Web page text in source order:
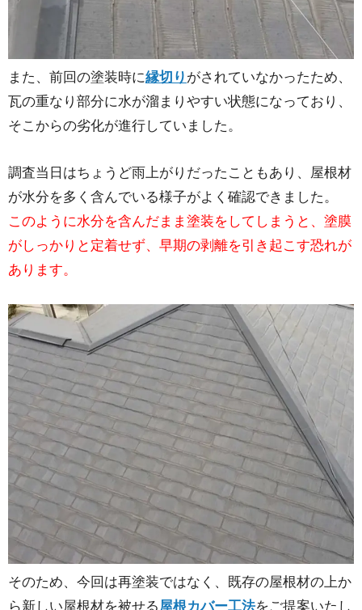
また、前回の塗装時に縁切り がされていなかったため、
瓦の重なり部分に水が溜まりやすい状態になっており、
そこからの劣化が進行していました。
調査当日はちょうど雨上がりだったこともあり、屋根材
が水分を多く含んでいる様子がよく確認できました。
このように水分を含んだまま塗装をしてしまうと、塗膜
がしっかりと定着せず、早期の剥離を引き起こす恐れが
あります。
そのため、今回は再塗装ではなく、既存の屋根材の上か
ら新しい屋根材を被せる屋根カバー工法をご提案いたし